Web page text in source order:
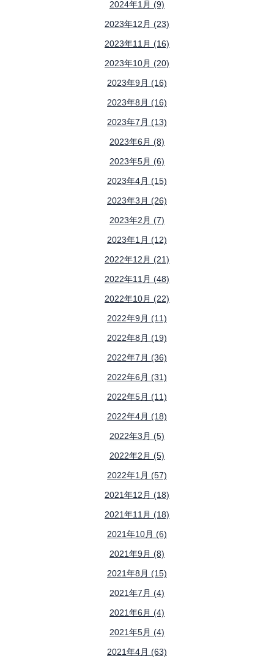
2024年1月 (9)
2023年12月 (23)
2023年11月 (16)
2023年10月 (20)
2023年9月 (16)
2023年8月 (16)
2023年7月 (13)
2023年6月 (8)
2023年5月 (6)
2023年4月 (15)
2023年3月 (26)
2023年2月 (7)
2023年1月 (12)
2022年12月 (21)
2022年11月 (48)
2022年10月 (22)
2022年9月 (11)
2022年8月 (19)
2022年7月 (36)
2022年6月 (31)
2022年5月 (11)
2022年4月 (18)
2022年3月 (5)
2022年2月 (5)
2022年1月 (57)
2021年12月 (18)
2021年11月 (18)
2021年10月 (6)
2021年9月 (8)
2021年8月 (15)
2021年7月 (4)
2021年6月 (4)
2021年5月 (4)
2021年4月 (63)